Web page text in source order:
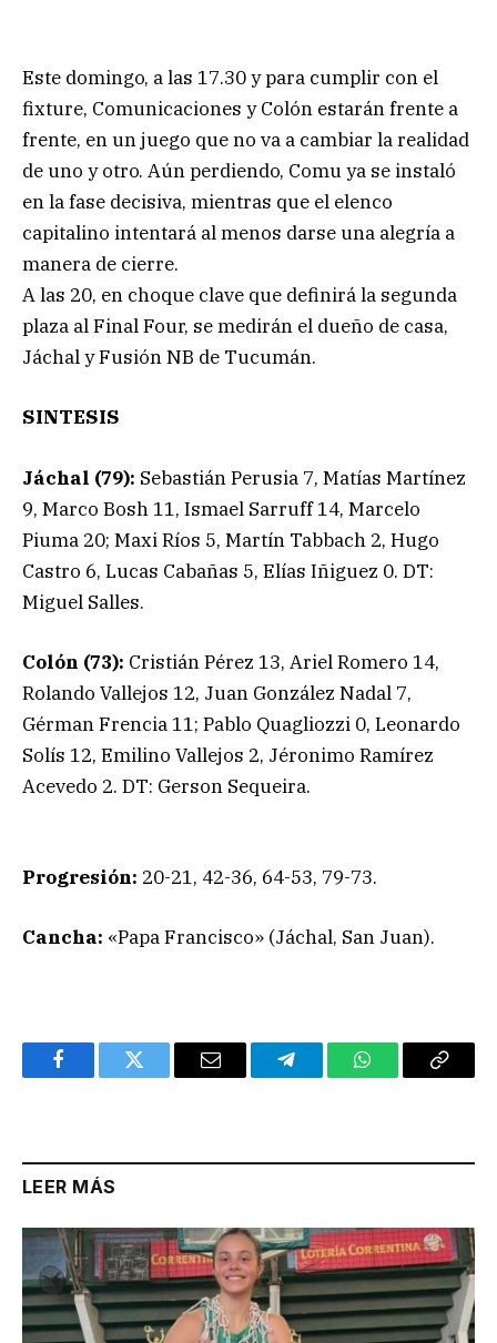
Este domingo, a las 17.30 y para cumplir con el
fixture, Comunicaciones y Colón estarán frente a
frente, en un juego que no va a cambiar la realidad
de uno y otro. Aún perdiendo, Comu ya se instaló
en la fase decisiva, mientras que el elenco
capitalino intentará al menos darse una alegría a
manera de cierre.
A las 20, en choque clave que definirá la segunda
plaza al Final Four, se medirán el dueño de casa,
Jáchal y Fusión NB de Tucumán.
SINTESIS
Jáchal (79): Sebastián Perusia 7, Matías Martínez
9, Marco Bosh 11, Ismael Sarruff 14, Marcelo
Piuma 20; Maxi Ríos 5, Martín Tabbach 2, Hugo
Castro 6, Lucas Cabañas 5, Elías Iñiguez 0. DT:
Miguel Salles.
Colón (73): Cristián Pérez 13, Ariel Romero 14,
Rolando Vallejos 12, Juan González Nadal 7,
Gérman Frencia 11; Pablo Quagliozzi 0, Leonardo
Solís 12, Emilino Vallejos 2, Jéronimo Ramírez
Acevedo 2. DT: Gerson Sequeira.
Progresión: 20-21, 42-36, 64-53, 79-73.
Cancha: «Papa Francisco» (Jáchal, San Juan).
FacebookTwitter Email TelegramWhatsAppCopy
LEER MÁS